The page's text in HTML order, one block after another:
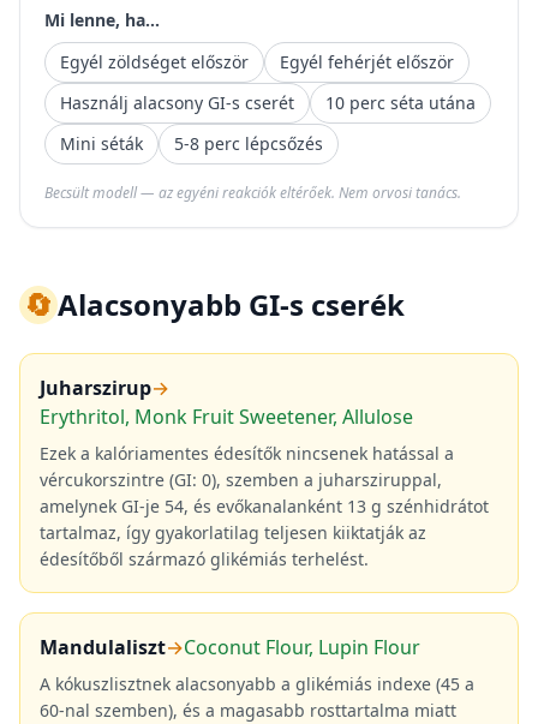
Mi lenne, ha...
Egyél zöldséget először
Egyél fehérjét először
Használj alacsony GI-s cserét
10 perc séta utána
Mini séták
5-8 perc lépcsőzés
Becsült modell — az egyéni reakciók eltérőek. Nem orvosi tanács.
🔄Alacsonyabb GI-s cserék
Juharszirup→
Erythritol, Monk Fruit Sweetener, Allulose
Ezek a kalóriamentes édesítők nincsenek hatással a
vércukorszintre (GI: 0), szemben a juharsziruppal,
amelynek GI-je 54, és evőkanalanként 13 g szénhidrátot
tartalmaz, így gyakorlatilag teljesen kiiktatják az
édesítőből származó glikémiás terhelést.
Mandulaliszt→Coconut Flour, Lupin Flour
A kókuszlisztnek alacsonyabb a glikémiás indexe (45 a
60-nal szemben), és a magasabb rosttartalma miatt